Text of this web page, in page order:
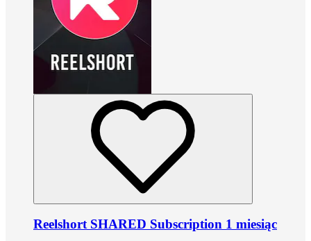
Reelshort SHARED Subscription 1 miesiąc